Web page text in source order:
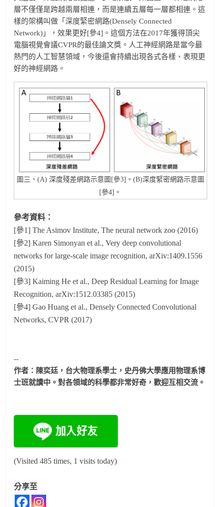
層不僅僅是跨越兩層相連，而是連續五層每一層都相連。這
樣的架構叫做「深度緊密網路(Densely Connected
Network)」，效果更好[參4]。這個方法在2017年獲得頂尖
電腦視覺會議CVPR的最佳論文獎。人工神經網路是當今最
熱門的人工智慧領域，今後還會持續出現各式各樣、表現更
好的神經網路。
圖三、(A) 深度殘差網路示意圖[參3]。(B)深度緊密網路示意圖
[參4]。
參考資料：
[參1] The Asimov Institute, The neural network zoo (2016)
[參2] Karen Simonyan et al., Very deep convolutional
networks for large-scale image recognition, arXiv:1409.1556
(2015)
[參3] Kaiming He et al., Deep Residual Learning for Image
Recognition, arXiv:1512.03385 (2015)
[參4] Gao Huang et al., Densely Connected Convolutional
Networks, CVPR (2017)
--
作者：陳奕廷，台大物理系學士，史丹佛大學應用物理系博
士班就讀中。對各領域的科學都非常好奇，歡迎互相交流。
(Visited 485 times, 1 visits today)
分享至